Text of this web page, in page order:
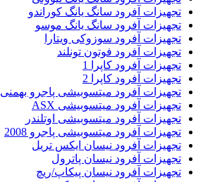
تجهیزات آفرود سانگ یانگ کوراندو
تجهیزات آفرود سانگ یانگ موسو
تجهیزات آفرود سوزوکی ویتارا
تجهیزات آفرود فوتون تونلند
تجهیزات آفرود کاپرا 1
تجهیزات آفرود کاپرا 2
تجهیزات آفرود میتسوبیشی پاجرو بهمنی
تجهیزات آفرود میتسوبیشی ASX
تجهیزات آفرود میتسوبیشی اوتلندر
تجهیزات آفرود میتسوبیشی پاجرو 2008
تجهیزات آفرود نیسان ایکس تریل
تجهیزات آفرود نیسان پاترول
تجهیزات آفرود نیسان پیکاپ/ریچ